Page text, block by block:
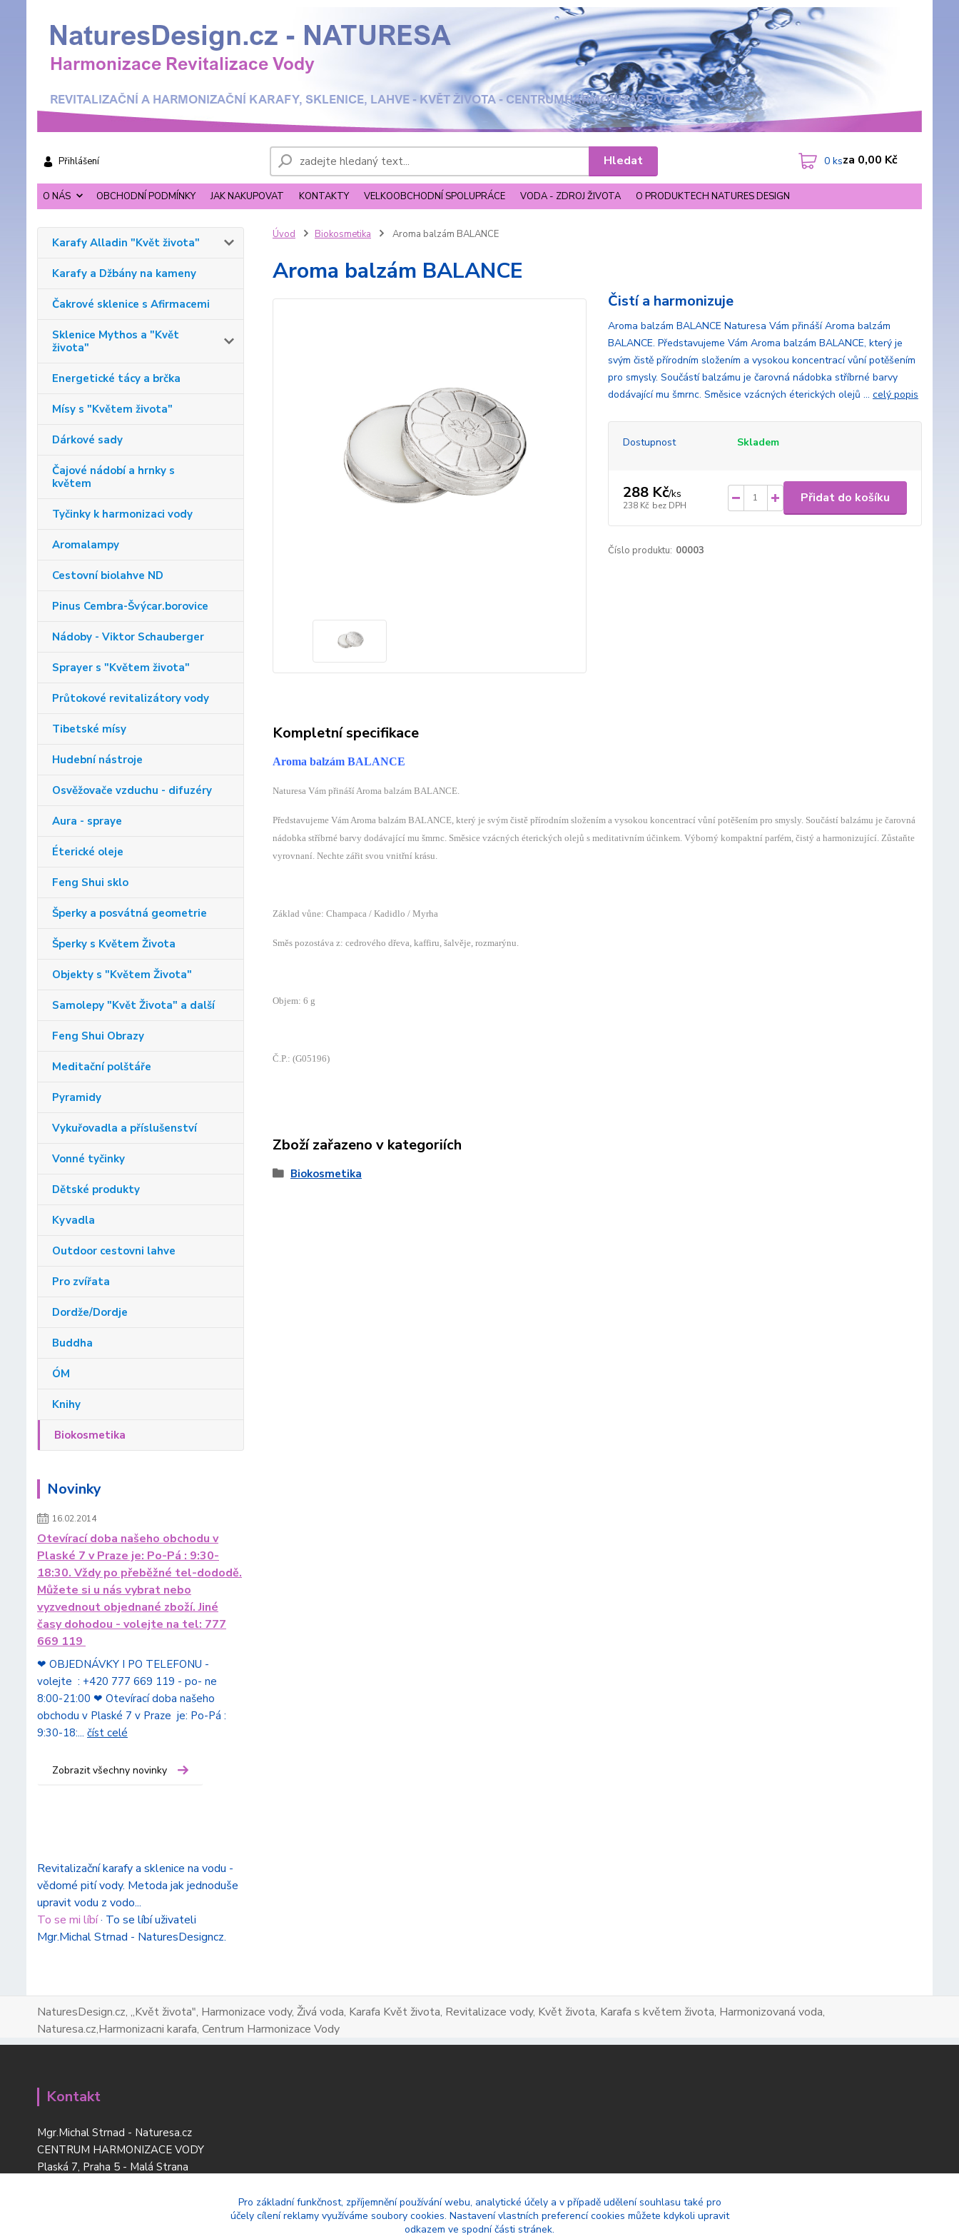
O NÁS OBCHODNÍ PODMÍNKY JAK NAKUPOVAT KONTAKTY VELKOOBCHODNÍ SPOLUPRÁCE VODA - ZDROJ ŽIVOTA O PRODUKTECH NATURES DESIGN
Přihlášení Hledat 0ksza 0,00 Kč
Karafy Alladin "Květ života"
Karafy a Džbány na kameny
Čakrové sklenice s Afirmacemi
Sklenice Mythos a "Květ
života"
Energetické tácy a brčka
Mísy s "Květem života"
Dárkové sady
Čajové nádobí a hrnky s
květem
Tyčinky k harmonizaci vody
Aromalampy
Cestovní biolahve ND
Pinus Cembra-Švýcar.borovice
Nádoby - Viktor Schauberger
Sprayer s "Květem života"
Průtokové revitalizátory vody
Tibetské mísy
Hudební nástroje
Osvěžovače vzduchu - difuzéry
Aura - spraye
Éterické oleje
Feng Shui sklo
Šperky a posvátná geometrie
Šperky s Květem Života
Objekty s "Květem Života"
Samolepy "Květ Života" a další
Feng Shui Obrazy
Meditační polštáře
Pyramidy
Vykuřovadla a příslušenství
Vonné tyčinky
Dětské produkty
Kyvadla
Outdoor cestovni lahve
Pro zvířata
Dordže/Dordje
Buddha
ÓM
Knihy
Biokosmetika
Novinky
16.02.2014
Otevírací doba našeho obchodu v
Plaské 7 v Praze je: Po-Pá : 9:30-
18:30. Vždy po přeběžné tel-dododě.
Můžete si u nás vybrat nebo
vyzvednout objednané zboží. Jiné
časy dohodou - volejte na tel: 777
669 119
❤ OBJEDNÁVKY I PO TELEFONU -
volejte : +420 777 669 119 - po- ne
8:00-21:00 ❤ Otevírací doba našeho
obchodu v Plaské 7 v Praze je: Po-Pá :
9:30-18:... číst celé
Zobrazit všechny novinky
Revitalizační karafy a sklenice na vodu -
vědomé pití vody. Metoda jak jednoduše
upravit vodu z vodo...
To se mi líbí· To se líbí uživateli
Mgr.Michal Strnad - NaturesDesigncz.
Úvod Biokosmetika Aroma balzám BALANCE
Aroma balzám BALANCE
Čistí a harmonizuje
Aroma balzám BALANCE Naturesa Vám přináší Aroma balzám
BALANCE. Představujeme Vám Aroma balzám BALANCE, který je
svým čistě přírodním složením a vysokou koncentrací vůní potěšením
pro smysly. Součástí balzámu je čarovná nádobka stříbrné barvy
dodávající mu šmrnc. Směsice vzácných éterických olejů ... celý popis
Dostupnost Skladem
288 Kč/ks
238 Kč bez DPH
Přidat do košíku
Číslo produktu: 00003
Kompletní specifikace
Aroma balzám BALANCE
Naturesa Vám přináší Aroma balzám BALANCE.
Představujeme Vám Aroma balzám BALANCE, který je svým čistě přírodním složením a vysokou koncentrací vůní potěšením pro smysly. Součástí balzámu je čarovná
nádobka stříbrné barvy dodávající mu šmrnc. Směsice vzácných éterických olejů s meditativním účinkem. Výborný kompaktní parfém, čistý a harmonizující. Zůstaňte
vyrovnaní. Nechte zářit svou vnitřní krásu.
Základ vůne: Champaca / Kadidlo / Myrha
Směs pozostáva z: cedrového dřeva, kaffiru, šalvěje, rozmarýnu.
Objem: 6 g
Č.P.: (G05196)
Zboží zařazeno v kategoriích
Biokosmetika
NaturesDesign.cz, ,,Květ života", Harmonizace vody, Živá voda, Karafa Květ života, Revitalizace vody, Květ života, Karafa s květem života, Harmonizovaná voda,
Naturesa.cz,Harmonizacni karafa, Centrum Harmonizace Vody
Kontakt
Mgr.Michal Strnad - Naturesa.cz
CENTRUM HARMONIZACE VODY
Plaská 7, Praha 5 - Malá Strana
Pro základní funkčnost, zpříjemnění používání webu, analytické účely a v případě udělení souhlasu také pro
účely cílení reklamy využíváme soubory cookies. Nastavení vlastních preferencí cookies můžete kdykoli upravit
odkazem ve spodní části stránek.